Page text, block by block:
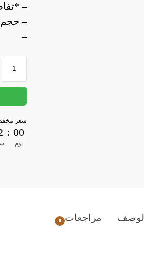
–
– حجم
–
سعر
00
يوم
:
الوصف مراجعات 0